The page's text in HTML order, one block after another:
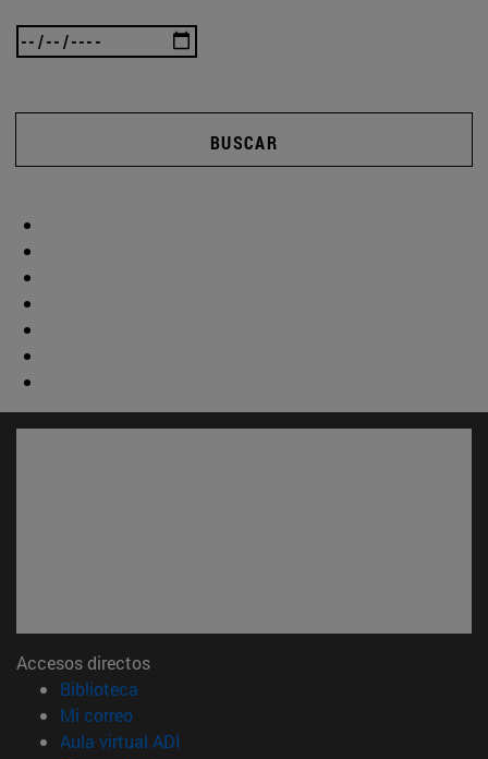
BUSCAR
Accesos directos
Biblioteca
Mi correo(abre en nueva ventana)
Aula virtual ADI